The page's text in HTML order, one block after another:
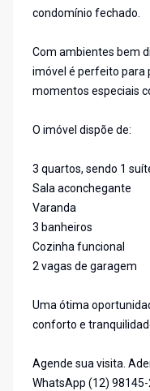
condomínio fechado.
Com ambientes bem
imóvel é perfeito para
momentos especiais
O imóvel dispõe de:
3 quartos, sendo 1
Sala aconchegante
Varanda
3 banheiros
Cozinha funcional
2 vagas de garagem
Uma ótima
conforto e
Agende sua visita.
WhatsApp (12)